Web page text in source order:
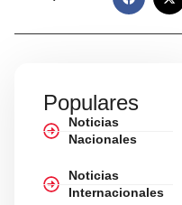
Populares
Noticias
Nacionales
Noticias
Internacionales